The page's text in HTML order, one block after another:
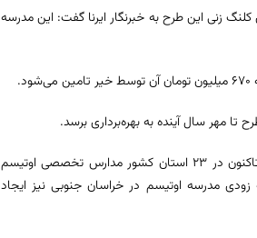
زنی این طرح به خبرنگار ایرنا گفت: این مدرسه
تا مهر سال آینده به بهره‌برداری برسد.
معاون وزیر و رئیس سازمان آموزش و پرورش استثنایی هشتم مهر امسال گفت: تاکنون در ۲۳ استان کشور مدارس تخصصی اوتیسم
مدرسه اوتیسم در خراسان جنوبی نیز ایجاد